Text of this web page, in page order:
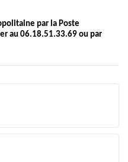
par la Poste
au 06.18.51.33.69 ou par